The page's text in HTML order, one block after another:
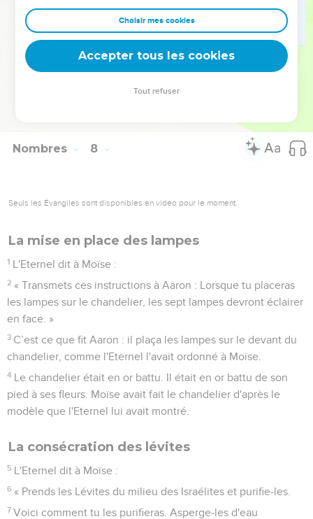
bœufs, 60 béliers, 60 boucs, 60 agneaux d'un an. Tels furent
les dons pour la dédicace de l'autel, une fois qu'on l'eut
consacré par onction.
Lorsque Moïse entrait dans la tente de la rencontre pour
parler avec l'Eternel, il entendait la voix lui parler du haut du
Nombres 8
Seuls les Évangiles sont disponibles en vidéo pour le moment.
La mise en place des lampes
1 L'Eternel dit à Moïse :
2 « Transmets ces instructions à Aaron : Lorsque tu placeras
les lampes sur le chandelier, les sept lampes devront éclairer
en face. »
3 C’est ce que fit Aaron : il plaça les lampes sur le devant du
chandelier, comme l'Eternel l'avait ordonné à Moïse.
4 Le chandelier était en or battu. Il était en or battu de son
pied à ses fleurs. Moïse avait fait le chandelier d'après le
modèle que l'Eternel lui avait montré.
La consécration des lévites
5 L'Eternel dit à Moïse :
6 « Prends les Lévites du milieu des Israélites et purifie-les.
7 Voici comment tu les purifieras. Asperge-les d'eau
Choisir mes cookies
Accepter tous les cookies
Tout refuser